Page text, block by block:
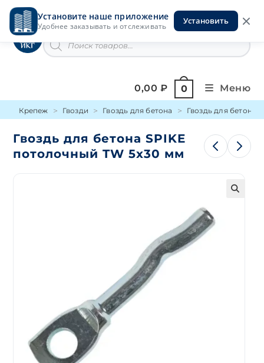
Установите наше приложение
Удобнее заказывать и отслеживать
Установить
Перейти
содержимомуИнструменты на Горской
товаров
0,00₽ 0 Меню
Крепеж Гвозди Гвоздь для бетона Гвоздь для бетона
Гвоздь для бетона SPIKE
потолочный TW 5х30 мм